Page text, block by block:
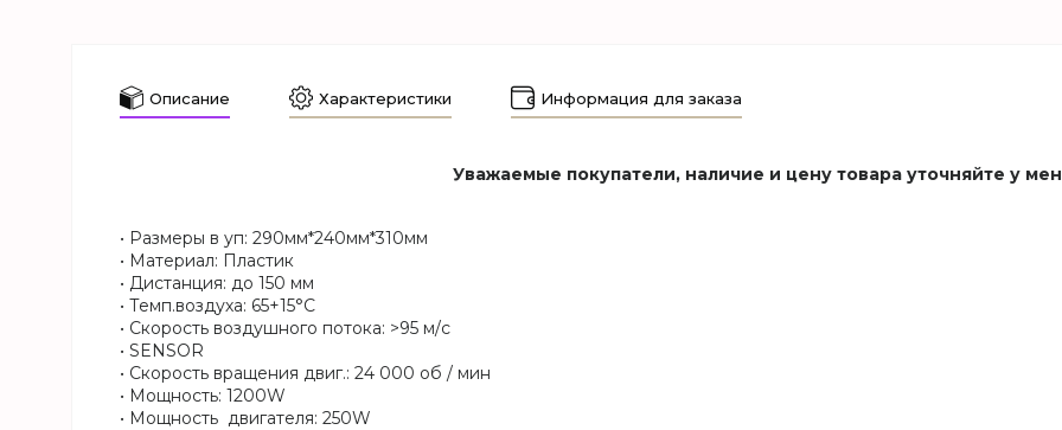
Описание Характеристики Информация для заказа
Уважаемые покупатели, наличие и цену товара уточняйте у
• Размеры в уп: 290мм*240мм*310мм
• Материал: Пластик
• Дистанция: до 150 мм
• Темп.воздуха: 65+15°C
• Скорость воздушного потока: >95 м/с
• SENSOR
• Скорость вращения двиг.: 24 000 об / мин
• Мощность: 1200W
• Мощность двигателя: 250W